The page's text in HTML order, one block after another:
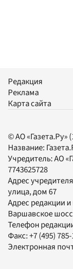
Редакция
Реклама
Карта сайта
© АО «Газета.Ру»
Название:
Учредитель:АО
7743625728
Адрес
улица, дом 67
Адрес редакции
Варшавское
Телефон
Факс:+7 (495)
Электронная